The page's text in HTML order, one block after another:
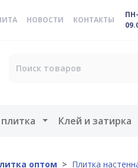
НОВОСТИ КОНТАКТЫ
Открыть меню
Клей и затирка
оптом Плитка